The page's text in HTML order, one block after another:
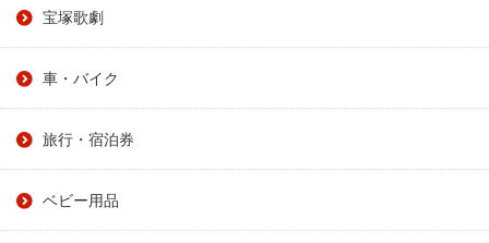
宝塚歌劇
車・バイク
旅行・宿泊券
ベビー用品